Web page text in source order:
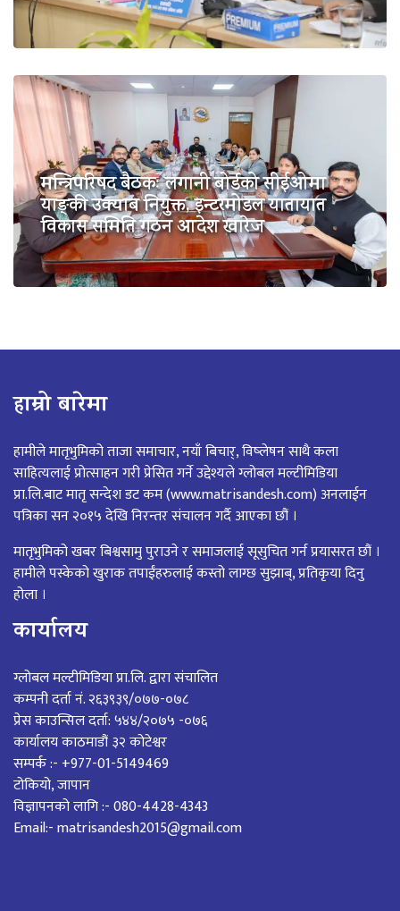
मन्त्रिपरिषद बैठकः लगानी बोर्डको सीईओमा
याङ्की उक्याब नियुक्त, इन्टरमोडल यातायात
विकास समिति गठन आदेश खारेज
हाम्रो बारेमा
हामीले मातृभुमिको ताजा समाचार, नयाँ बिचार्, विष्लेषन साथै कला
साहित्यलाई प्रोत्साहन गरी प्रेसित गर्ने उद्देश्यले ग्लोबल मल्टीमिडिया
प्रा.लि.बाट मातृ सन्देश डट कम (www.matrisandesh.com) अनलाईन
पत्रिका सन २०१५ देखि निरन्तर संचालन गर्दै आएका छौं ।
मातृभुमिको खबर बिश्वसामु पुराउने र समाजलाई सूसुचित गर्न प्रयासरत छौं ।
हामीले पस्केको खुराक तपाईंहरुलाई कस्तो लाग्छ सुझाब्, प्रतिकृया दिनु
होला ।
कार्यालय
ग्लोबल मल्टीमिडिया प्रा.लि. द्वारा संचालित
कम्पनी दर्ता नं. २६३९३९/०७७-०७८
प्रेस काउन्सिल दर्ता: ५४४/२०७५ -०७६
कार्यालय काठमाडौं ३२ कोटेश्वर
सम्पर्क :- +977-01-5149469
टोकियो, जापान
विज्ञापनको लागि :- 080-4428-4343
Email:- matrisandesh2015@gmail.com